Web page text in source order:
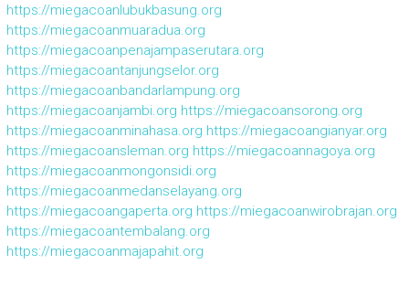
https://miegacoanlubukbasung.org
https://miegacoanmuaradua.org
https://miegacoanpenajampaserutara.org
https://miegacoantanjungselor.org
https://miegacoanbandarlampung.org
https://miegacoanjambi.org https://miegacoansorong.org
https://miegacoanminahasa.org https://miegacoangianyar.org
https://miegacoansleman.org https://miegacoannagoya.org
https://miegacoanmongonsidi.org
https://miegacoanmedanselayang.org
https://miegacoangaperta.org https://miegacoanwirobrajan.org
https://miegacoantembalang.org
https://miegacoanmajapahit.org